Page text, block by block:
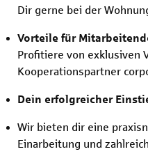
Dir gerne bei der
Vorteile für
Profitiere von exklusiven
Kooperationspartner
Dein erfolgreicher
Wir bieten dir eine
Einarbeitung und